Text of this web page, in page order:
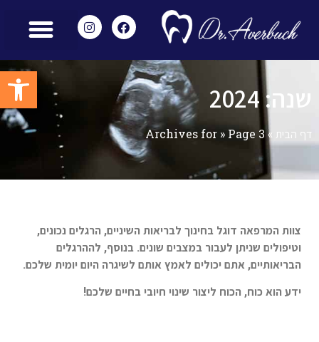
שנה: 2024
דף הבית »
Archives for » Page 3
צוות המרפאה דוגל בחינוך לבריאות השיניים, הרגלים נכונים,
וטיפולים שניתן לעבור במצבים שונים. בנוסף, לההרגלים
הבריאותיים, אתם יכולים לאמץ אותם לשיגרה היום יומית שלכם.
ידע הוא כוח, הכוח ליצור שינוי חיובי בחיים שלכם!
פתח